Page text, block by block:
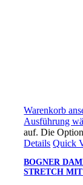
Warenkorb
Ausführung
auf. Die
Details Quick
BOGNER
STRETCH